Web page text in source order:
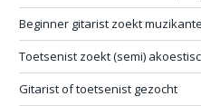
Beginner gitarist zoekt
Toetsenist zoekt (semi)
Gitarist of toetsenist gezocht